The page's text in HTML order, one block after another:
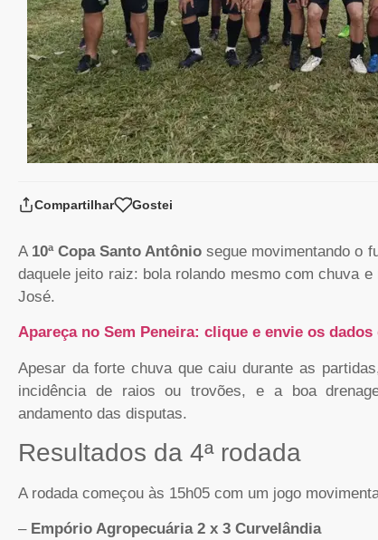
Compartilhar Gostei
A 10ª Copa Santo Antônio segue movimentando o
daquele jeito raiz: bola rolando mesmo com chuva
José.
Apareça no Sem Peneira: clique e envie os
Apesar da forte chuva que caiu durante as
incidência de raios ou trovões, e a boa
andamento das disputas.
Resultados da 4ª rodada
A rodada começou às 15h05 com um jogo
– Empório Agropecuária 2 x 3 Curvelândia